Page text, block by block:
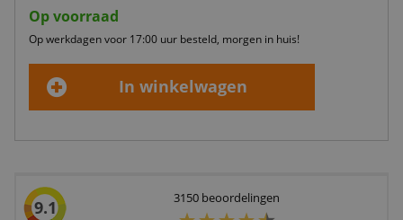
Op voorraad
Op werkdagen voor 17:00 uur besteld, morgen in huis!
In winkelwagen
9.1 3150 beoordelingen